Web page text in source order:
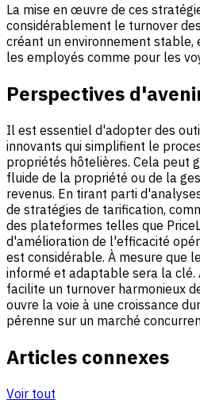
La mise en œuvre de ces
considérablement le turnover
créant un environnement
les employés comme pour les
Perspectives
Il est essentiel d'adopter des
innovants qui simplifient le
propriétés hôtelières. Cela peut
fluide de la propriété ou de la
revenus. En tirant parti
de stratégies de tarification,
des plateformes telles que
d'amélioration de l'efficacité
est considérable. À mesure que
informé et adaptable sera la clé.
facilite un turnover harmonieux
ouvre la voie à une croissance
pérenne sur un marché
Articles connexes
Voir tout